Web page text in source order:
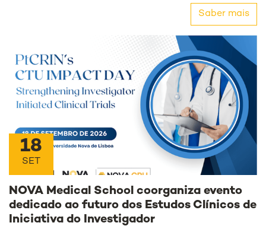
Saber mais
18
SET
NOVA Medical School coorganiza evento
dedicado ao futuro dos Estudos Clínicos de
Iniciativa do Investigador